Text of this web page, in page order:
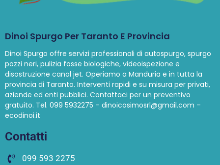
Dinoi Spurgo Per Taranto E Provincia
Dinoi Spurgo offre servizi professionali di autospurgo, spurgo
pozzi neri, pulizia fosse biologiche, videoispezione e
disostruzione canal jet. Operiamo a Manduria e in tutta la
provincia di Taranto. Interventi rapidi e su misura per privati,
aziende ed enti pubblici. Contattaci per un preventivo
gratuito. Tel. 099 5932275 – dinoicosimosrl@gmail.com –
ecodinoi.it
Contatti
099 593 2275